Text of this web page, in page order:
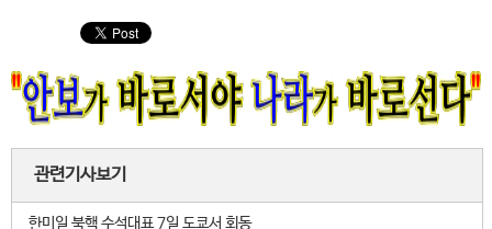
관련기사보기
한미일 북핵 수석대표 7일 도쿄서 회동